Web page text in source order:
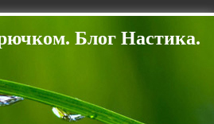
Блог Настика.